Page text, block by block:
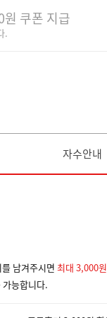
쿠폰 지급
.
자수안내
남겨주시면 최대 3,000원
능합니다.